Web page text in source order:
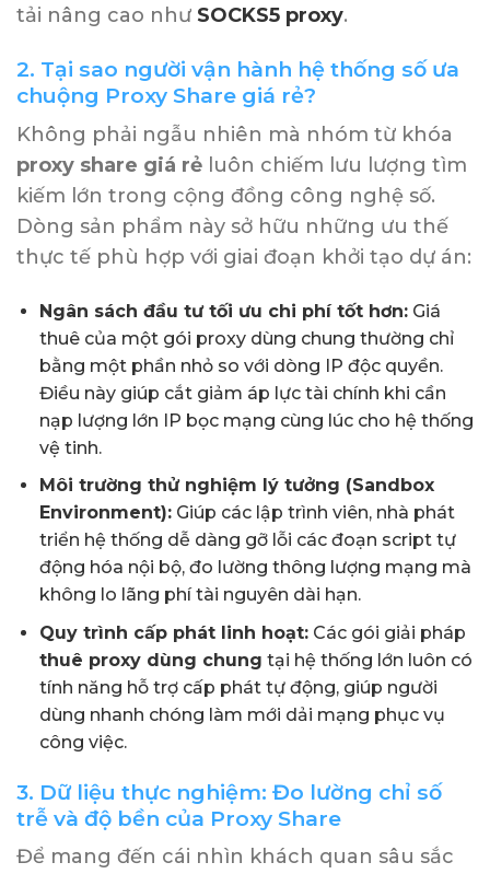
tải nâng cao như SOCKS5 proxy.
2. Tại sao người vận hành hệ thống số ưa
chuộng Proxy Share giá rẻ?
Không phải ngẫu nhiên mà nhóm từ khóa
proxy share giá rẻ luôn chiếm lưu lượng tìm
kiếm lớn trong cộng đồng công nghệ số.
Dòng sản phẩm này sở hữu những ưu thế
thực tế phù hợp với giai đoạn khởi tạo dự án:
Ngân sách đầu tư tối ưu chi phí tốt hơn:Giá
thuê của một gói proxy dùng chung thường chỉ
bằng một phần nhỏ so với dòng IP độc quyền.
Điều này giúp cắt giảm áp lực tài chính khi cần
nạp lượng lớn IP bọc mạng cùng lúc cho hệ thống
vệ tinh.
Môi trường thử nghiệm lý tưởng (Sandbox
Environment):Giúp các lập trình viên, nhà phát
triển hệ thống dễ dàng gỡ lỗi các đoạn script tự
động hóa nội bộ, đo lường thông lượng mạng mà
không lo lãng phí tài nguyên dài hạn.
Quy trình cấp phát linh hoạt:Các gói giải pháp
thuê proxy dùng chung tại hệ thống lớn luôn có
tính năng hỗ trợ cấp phát tự động, giúp người
dùng nhanh chóng làm mới dải mạng phục vụ
công việc.
3. Dữ liệu thực nghiệm: Đo lường chỉ số
trễ và độ bền của Proxy Share
Để mang đến cái nhìn khách quan sâu sắc